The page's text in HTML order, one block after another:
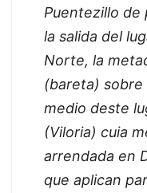
Puentezillo de
la salida del
Norte, la
(bareta) sobre
medio deste
(Viloria) cuia
arrendada en
que aplican